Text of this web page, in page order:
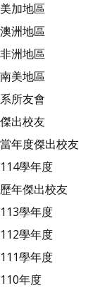
美加地區
澳洲地區
非洲地區
南美地區
系所友會
傑出校友
當年度傑出校友
114學年度
歷年傑出校友
113學年度
112學年度
111學年度
110年度